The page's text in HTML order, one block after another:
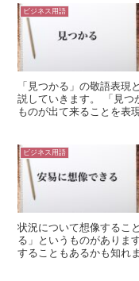
ビジネス用語
「見つかる」の敬語表
説していきます。 「見つ
ものが出て来ることを表
ビジネス用語
状況について想像するこ
る」というものがありま
することもあるかも知れ